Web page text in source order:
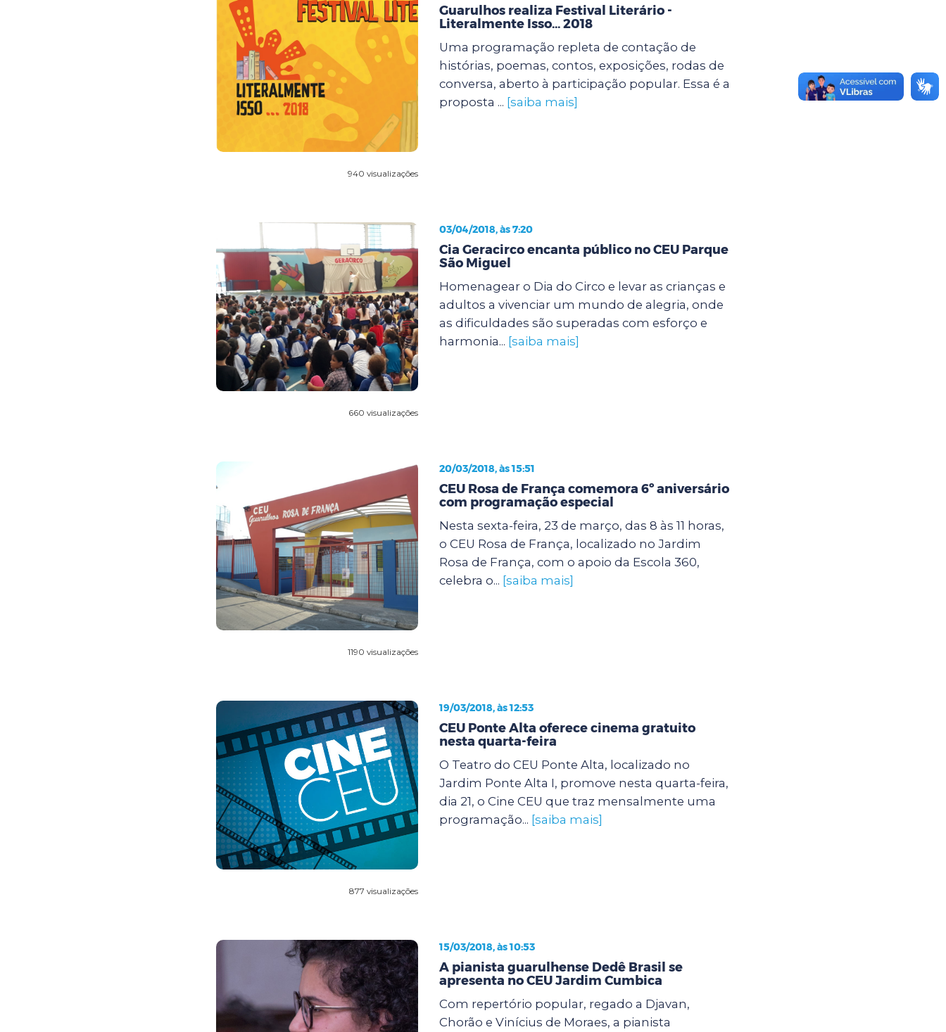
940 visualizações
Guarulhos realiza Festival Literário -
Literalmente Isso... 2018
Uma programação repleta de contação de
histórias, poemas, contos, exposições, rodas de
conversa, aberto à participação popular. Essa é a
proposta ... [saiba mais]
660 visualizações
03/04/2018, às 7:20
Cia Geracirco encanta público no CEU Parque
São Miguel
Homenagear o Dia do Circo e levar as crianças e
adultos a vivenciar um mundo de alegria, onde
as dificuldades são superadas com esforço e
harmonia... [saiba mais]
1190 visualizações
20/03/2018, às 15:51
CEU Rosa de França comemora 6º aniversário
com programação especial
Nesta sexta-feira, 23 de março, das 8 às 11 horas,
o CEU Rosa de França, localizado no Jardim
Rosa de França, com o apoio da Escola 360,
celebra o... [saiba mais]
877 visualizações
19/03/2018, às 12:53
CEU Ponte Alta oferece cinema gratuito
nesta quarta-feira
O Teatro do CEU Ponte Alta, localizado no
Jardim Ponte Alta I, promove nesta quarta-feira,
dia 21, o Cine CEU que traz mensalmente uma
programação... [saiba mais]
15/03/2018, às 10:53
A pianista guarulhense Dedê Brasil se
apresenta no CEU Jardim Cumbica
Com repertório popular, regado a Djavan,
Chorão e Vinícius de Moraes, a pianista